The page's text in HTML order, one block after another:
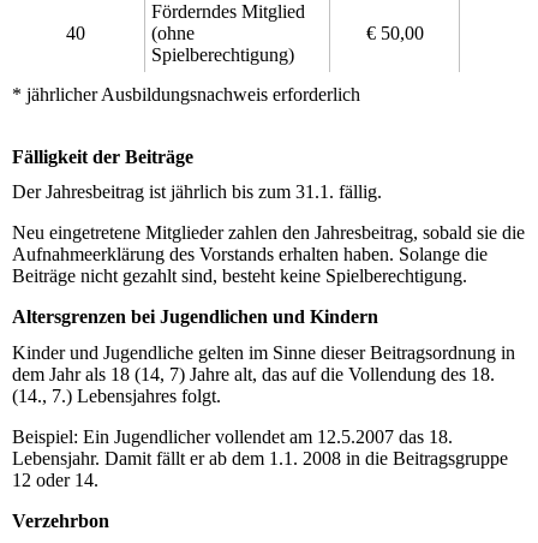
40
Förderndes Mitglied
(ohne
Spielberechtigung)
€ 50,00
* jährlicher Ausbildungsnachweis erforderlich
Fälligkeit der Beiträge
Der Jahresbeitrag ist jährlich bis zum 31.1. fällig.
Neu eingetretene Mitglieder zahlen den Jahresbeitrag, sobald sie die
Aufnahmeerklärung des Vorstands erhalten haben. Solange die
Beiträge nicht gezahlt sind, besteht keine Spielberechtigung.
Altersgrenzen bei Jugendlichen und Kindern
Kinder und Jugendliche gelten im Sinne dieser Beitragsordnung in
dem Jahr als 18 (14, 7) Jahre alt, das auf die Vollendung des 18.
(14., 7.) Lebensjahres folgt.
Beispiel: Ein Jugendlicher vollendet am 12.5.2007 das 18.
Lebensjahr. Damit fällt er ab dem 1.1. 2008 in die Beitragsgruppe
12 oder 14.
Verzehrbon